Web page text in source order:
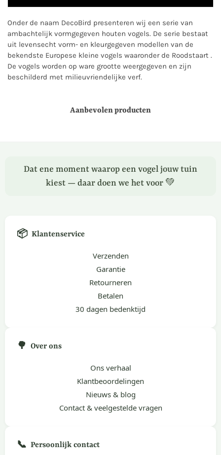
Onder de naam DecoBird presenteren wij een serie van
ambachtelijk vormgegeven houten vogels. De serie bestaat
uit levensecht vorm- en kleurgegeven modellen van de
bekendste Europese kleine vogels waaronder de Roodstaart .
De vogels worden op ware grootte weergegeven en zijn
beschilderd met milieuvriendelijke verf.
Aanbevolen producten
Dat ene moment waarop een vogel jouw tuin
kiest — daar doen we het voor 💚
📦 Klantenservice
Verzenden
Garantie
Retourneren
Betalen
30 dagen bedenktijd
🌳 Over ons
Ons verhaal
Klantbeoordelingen
Nieuws & blog
Contact & veelgestelde vragen
📞 Persoonlijk contact